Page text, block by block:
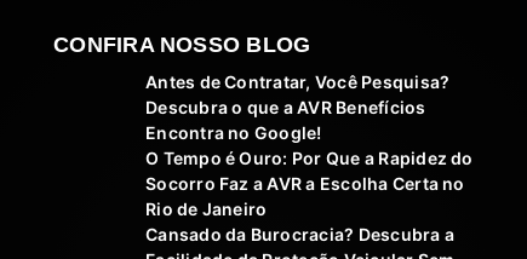
CONFIRA NOSSO BLOG
Antes de Contratar, Você Pesquisa?
Descubra o que a AVR Benefícios
Encontra no Google!
O Tempo é Ouro: Por Que a Rapidez do
Socorro Faz a AVR a Escolha Certa no
Rio de Janeiro
Cansado da Burocracia? Descubra a